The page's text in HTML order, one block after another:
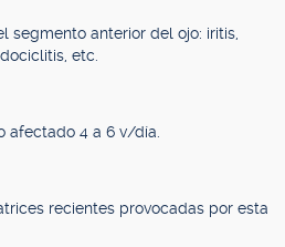
segmento anterior del ojo: iritis,
etc.
afectado 4 a 6 v/día.
recientes provocadas por esta